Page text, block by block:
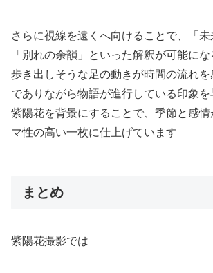
さらに視線を遠くへ向けることで、「
「別れの余韻」といった解釈が可能にな
歩き出しそうな足の動きが時間の流れ
でありながら物語が進行している印象を
紫陽花を背景にすることで、季節と感
マ性の高い一枚に仕上げています
まとめ
紫陽花撮影では